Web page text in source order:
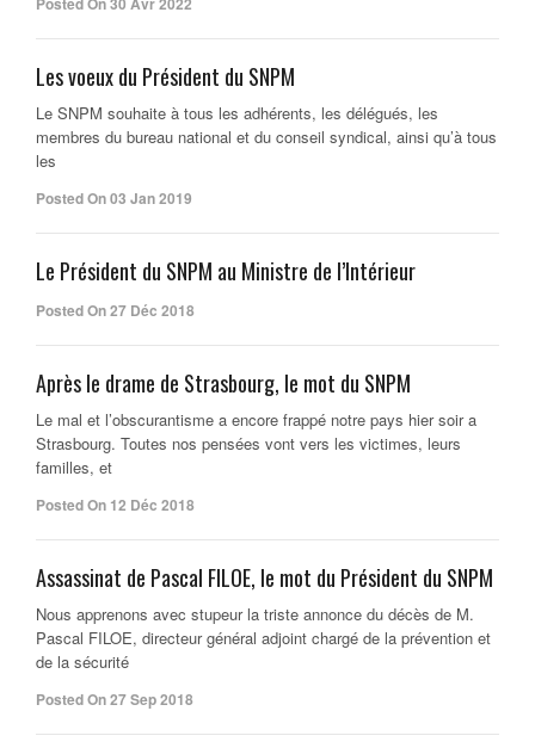
Les voeux du Président du SNPM
Le SNPM souhaite à tous les adhérents, les délégués, les
membres du bureau national et du conseil syndical, ainsi qu’à tous
les
Posted On 03 Jan 2019
Le Président du SNPM au Ministre de l’Intérieur
Posted On 27 Déc 2018
Après le drame de Strasbourg, le mot du SNPM
Le mal et l’obscurantisme a encore frappé notre pays hier soir a
Strasbourg. Toutes nos pensées vont vers les victimes, leurs
familles, et
Posted On 12 Déc 2018
Assassinat de Pascal FILOE, le mot du Président du SNPM
Nous apprenons avec stupeur la triste annonce du décès de M.
Pascal FILOE, directeur général adjoint chargé de la prévention et
de la sécurité
Posted On 27 Sep 2018